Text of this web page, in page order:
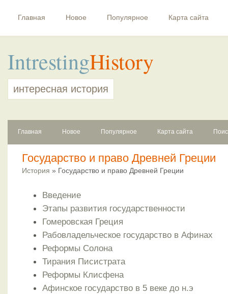
Главная Новое Популярное Карта сайта
IntrestingHistory
интересная история
Главная Новое Популярное Карта сайта
Государство и право Древней Греции
История » Государство и право Древней Греции
Введение
Этапы развития государственности
Гомеровская Греция
Рабовладельческое государство в Афинах
Реформы Солона
Тирания Писистрата
Реформы Клисфена
Афинское государство в 5 веке до н.э